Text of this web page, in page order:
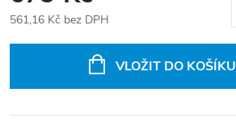
561,16 Kč bez DPH
VLOŽIT DO KOŠÍKU